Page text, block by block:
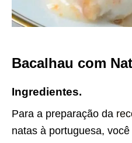
Bacalhau com
Ingredientes.
Para a preparação da
natas à portuguesa,